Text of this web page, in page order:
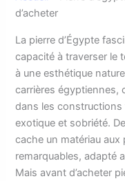
d’acheter
La pierre d’Égypte
capacité à traverser le
à une esthétique
carrières égyptiennes,
dans les constructions
exotique et sobriété.
cache un matériau
remarquables, adapté
Mais avant d’acheter